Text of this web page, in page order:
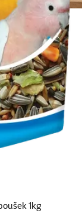
1kg
počet hodnocení: